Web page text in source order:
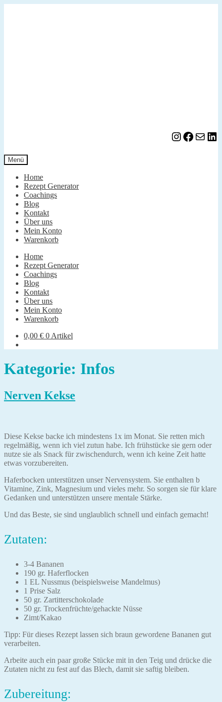
Instagram Facebook E-Mail LinkedIn
Menü
Home
Rezept Generator
Coachings
Blog
Kontakt
Über uns
Mein Konto
Warenkorb
Home
Rezept Generator
Coachings
Blog
Kontakt
Über uns
Mein Konto
Warenkorb
0,00 € 0 Artikel
Kategorie: Infos
Nerven Kekse
Diese Kekse backe ich mindestens 1x im Monat. Sie retten mich
regelmäßig, wenn ich viel zutun habe. Ich frühstücke sie gern oder
nutze sie als Snack für zwischendurch, wenn ich keine Zeit hatte
etwas vorzubereiten.
Haferbocken unterstützen unser Nervensystem. Sie enthalten b
Vitamine, Zink, Magnesium und vieles mehr. So sorgen sie für klare
Gedanken und unterstützen unsere mentale Stärke.
Und das Beste, sie sind unglaublich schnell und einfach gemacht!
Zutaten:
3-4 Bananen
190 gr. Haferflocken
1 EL Nussmus (beispielsweise Mandelmus)
1 Prise Salz
50 gr. Zartitterschokolade
50 gr. Trockenfrüchte/gehackte Nüsse
Zimt/Kakao
Tipp: Für dieses Rezept lassen sich braun gewordene Bananen gut
verarbeiten.
Arbeite auch ein paar große Stücke mit in den Teig und drücke die
Zutaten nicht zu fest auf das Blech, damit sie saftig bleiben.
Zubereitung: